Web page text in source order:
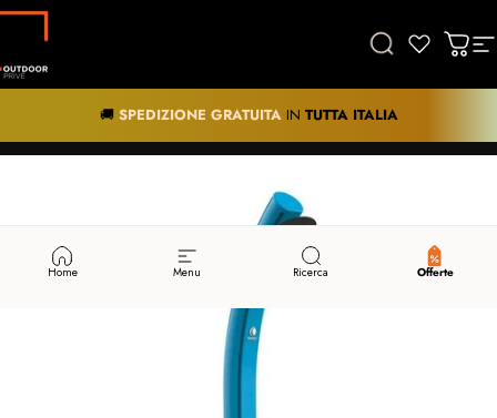
Vai direttamente ai contenuti
Cerca
🚚 SPEDIZIONE GRATUITAIN TUTTA ITALIA
Home Menu Ricerca Offerte